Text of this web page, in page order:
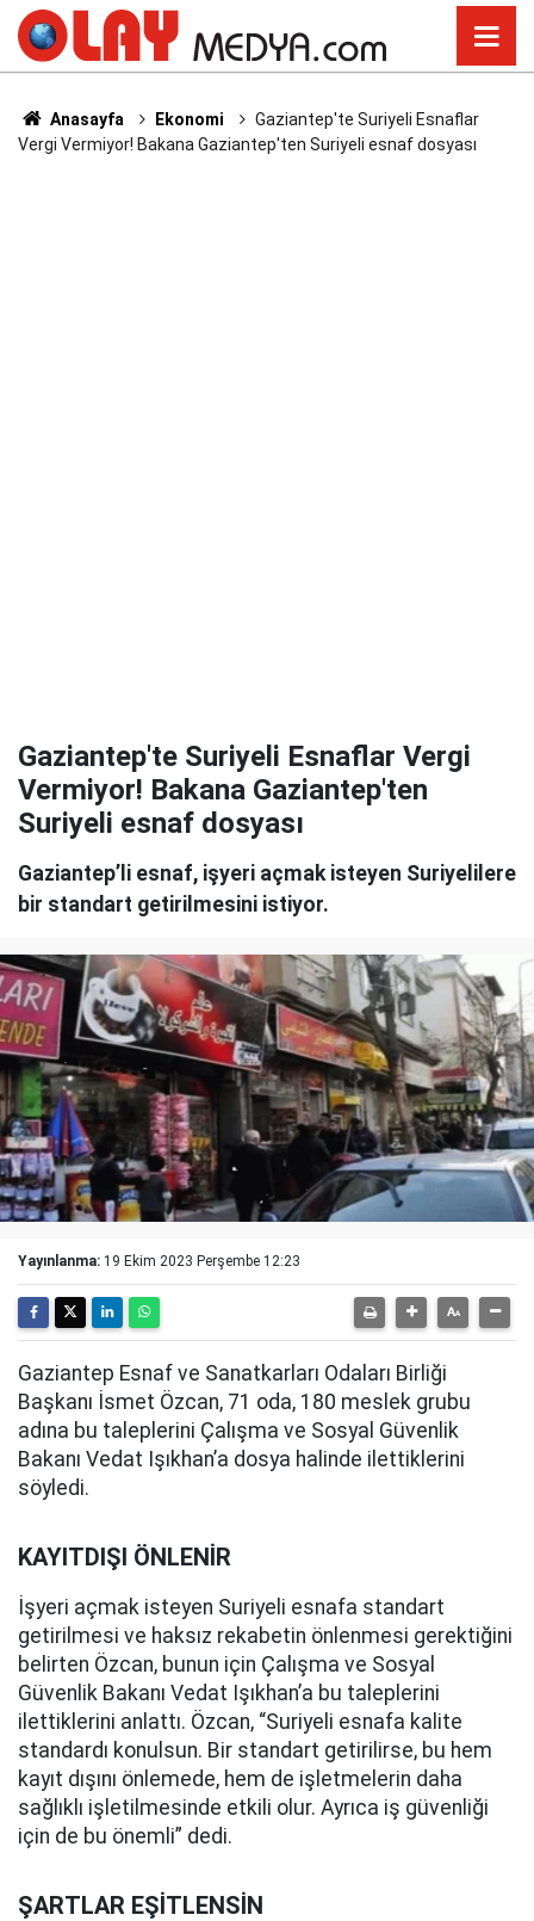
Anasayfa Ekonomi
Gaziantep'te Suriyeli Esnaflar
Vergi Vermiyor! Bakana Gaziantep'ten Suriyeli esnaf dosyası
Gaziantep'te Suriyeli Esnaflar Vergi
Vermiyor! Bakana Gaziantep'ten
Suriyeli esnaf dosyası
Gaziantep’li esnaf, işyeri açmak isteyen Suriyelilere
bir standart getirilmesini istiyor.
Yayınlanma: 19 Ekim 2023 Perşembe 12:23
Gaziantep Esnaf ve Sanatkarları Odaları Birliği
Başkanı İsmet Özcan, 71 oda, 180 meslek grubu
adına bu taleplerini Çalışma ve Sosyal Güvenlik
Bakanı Vedat Işıkhan’a dosya halinde ilettiklerini
söyledi.
KAYITDIŞI ÖNLENİR
İşyeri açmak isteyen Suriyeli esnafa standart
getirilmesi ve haksız rekabetin önlenmesi gerektiğini
belirten Özcan, bunun için Çalışma ve Sosyal
Güvenlik Bakanı Vedat Işıkhan’a bu taleplerini
ilettiklerini anlattı. Özcan, “Suriyeli esnafa kalite
standardı konulsun. Bir standart getirilirse, bu hem
kayıt dışını önlemede, hem de işletmelerin daha
sağlıklı işletilmesinde etkili olur. Ayrıca iş güvenliği
için de bu önemli” dedi.
ŞARTLAR EŞİTLENSİN